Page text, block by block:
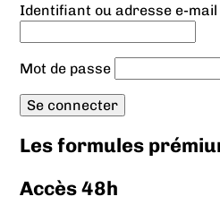
Identifiant ou adresse e-mail
Mot de passe
Les formules
Accès 48h